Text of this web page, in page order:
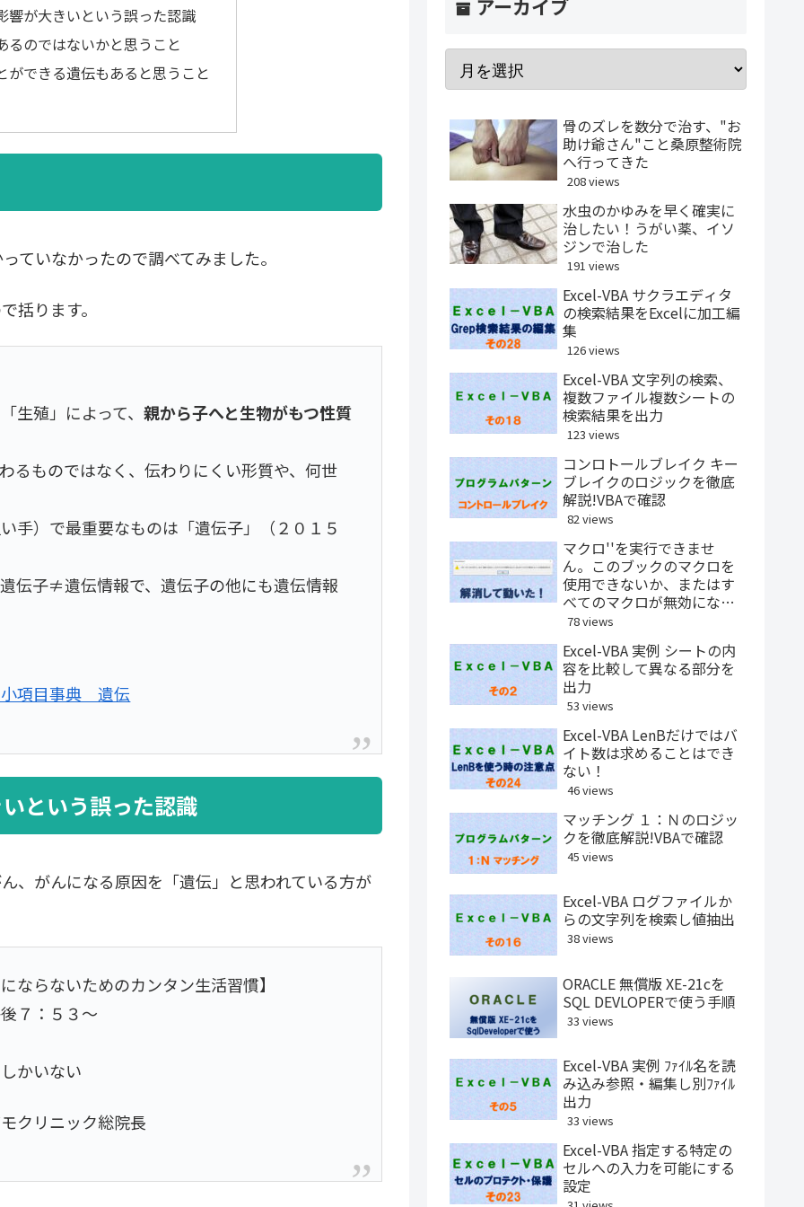
響が大きいという誤った認識
るのではないかと思うこと
ができる遺伝もあると思うこと
ていなかったので調べてみました。
括ります。
生殖」によって、親から子へと生物がもつ性質
るものではなく、伝わりにくい形質や、何世
手）で最重要なものは「遺伝子」（２０１５
伝子≠遺伝情報で、遺伝子の他にも遺伝情報
項目事典 遺伝
という誤った認識
、がんになる原因を「遺伝」と思われている方が
らないためのカンタン生活習慣】
７：５３～
かいない
クリニック総院長
アーカイブ
骨のズレを数分で治す、"お
助け爺さん"こと桑原整術院
へ行ってきた
208 views
水虫のかゆみを早く確実に
治したい！うがい薬、イソ
ジンで治した
191 views
Excel-VBA サクラエディタ
の検索結果をExcelに加工編
集
126 views
Excel-VBA 文字列の検索、
複数ファイル複数シートの
検索結果を出力
123 views
コンロトールブレイク キー
ブレイクのロジックを徹底
解説!VBAで確認
82 views
マクロ''を実行できませ
ん。このブックのマクロを
使用できないか、またはす
べてのマクロが無効になっ
ている可能性があります
78 views
Excel-VBA 実例 シートの内
容を比較して異なる部分を
出力
53 views
Excel-VBA LenBだけではバ
イト数は求めることはでき
ない！
46 views
マッチング １：Ｎのロジッ
クを徹底解説!VBAで確認
45 views
Excel-VBA ログファイルか
らの文字列を検索し値抽出
38 views
ORACLE 無償版 XE-21cを
SQL DEVLOPERで使う手順
33 views
Excel-VBA 実例 ﾌｧｲﾙ名を読
み込み参照・編集し別ﾌｧｲﾙ
出力
33 views
Excel-VBA 指定する特定の
セルへの入力を可能にする
設定